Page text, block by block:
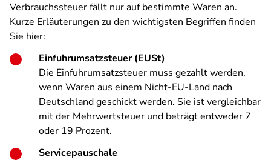
Verbrauchssteuer fällt nur auf bestimmte Waren an.
Kurze Erläuterungen zu den wichtigsten Begriffen finden
Sie hier:
Einfuhrumsatzsteuer (EUSt)
Die Einfuhrumsatzsteuer muss gezahlt werden,
wenn Waren aus einem Nicht-EU-Land nach
Deutschland geschickt werden. Sie ist vergleichbar
mit der Mehrwertsteuer und beträgt entweder 7
oder 19 Prozent.
Servicepauschale